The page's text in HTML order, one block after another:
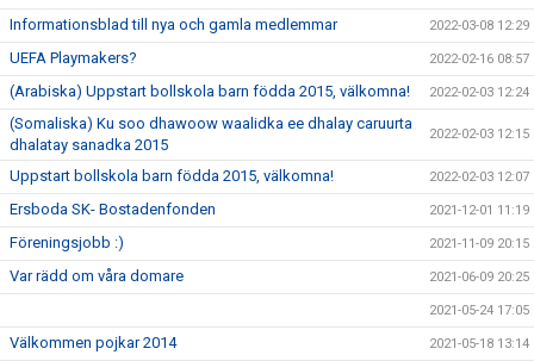
Informationsblad till nya och gamla medlemmar 2022-03-08 12:29
UEFA Playmakers? 2022-02-16 08:57
(Arabiska) Uppstart bollskola barn födda 2015, välkomna! 2022-02-03 12:24
(Somaliska) Ku soo dhawoow waalidka ee dhalay caruurta
dhalatay sanadka 2015
2022-02-03 12:15
Uppstart bollskola barn födda 2015, välkomna! 2022-02-03 12:07
Ersboda SK- Bostadenfonden 2021-12-01 11:19
Föreningsjobb :) 2021-11-09 20:15
Var rädd om våra domare 2021-06-09 20:25
2021-05-24 17:05
Välkommen pojkar 2014 2021-05-18 13:14